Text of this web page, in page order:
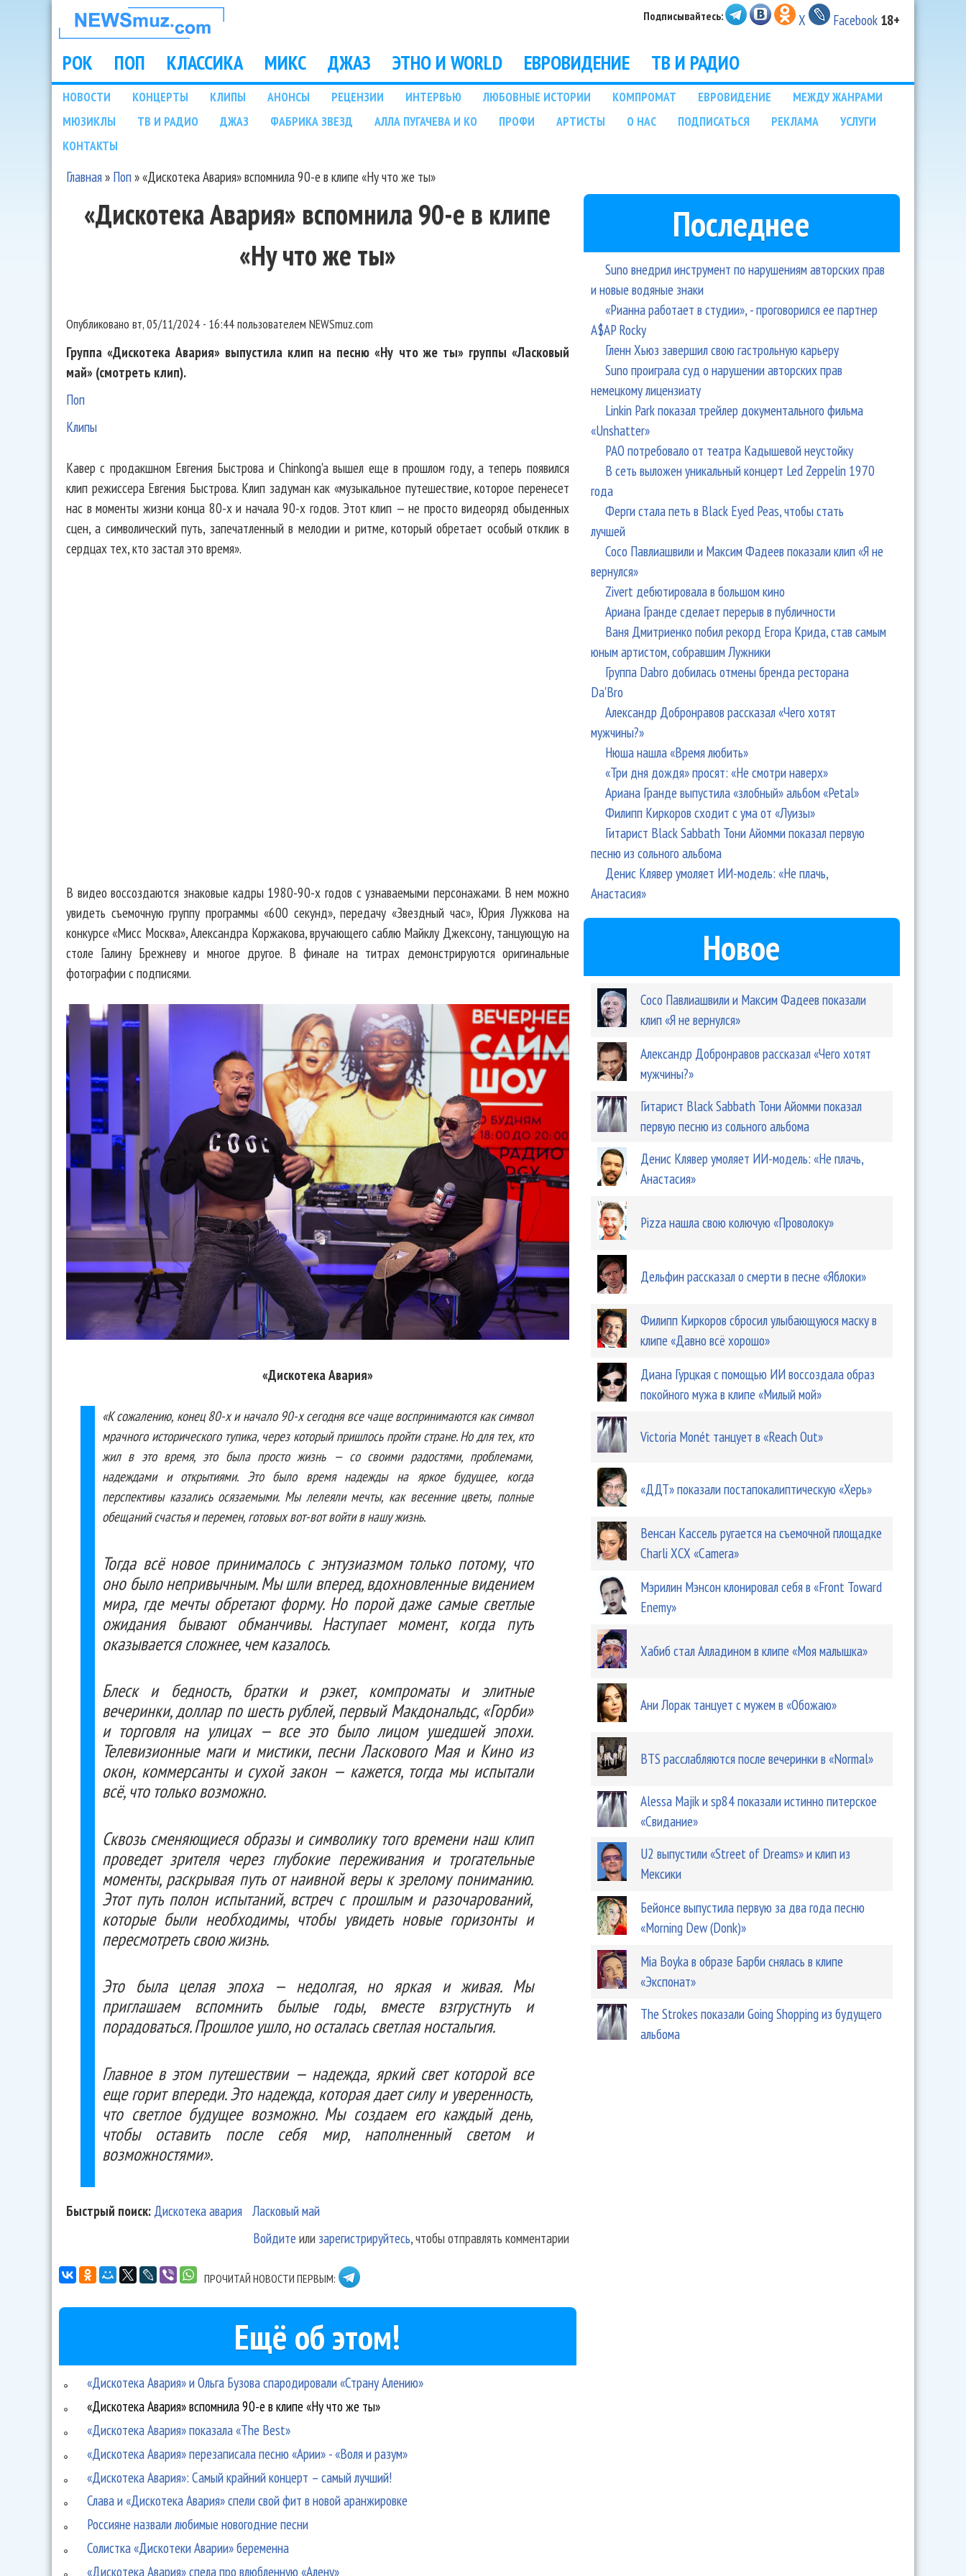
НОВОСТИ
МУЗЫКИ И
ШОУ БИЗНЕСА
NEWSMUZ.COM
Подписывайтесь: X Facebook 18+
Main menu
РОК ПОП КЛАССИКА МИКС ДЖАЗ ЭТНО И WORLD ЕВРОВИДЕНИЕ ТВ И РАДИО
Подразделы
НОВОСТИ КОНЦЕРТЫ КЛИПЫ АНОНСЫ РЕЦЕНЗИИ ИНТЕРВЬЮ ЛЮБОВНЫЕ ИСТОРИИ КОМПРОМАТ ЕВРОВИДЕНИЕ
МЕЖДУ ЖАНРАМИ
МЮЗИКЛЫ
ТВ И РАДИО ДЖАЗ ФАБРИКА ЗВЕЗД АЛЛА ПУГАЧЕВА И КО ПРОФИ АРТИСТЫ О НАС ПОДПИСАТЬСЯ РЕКЛАМА
УСЛУГИ
КОНТАКТЫ
Главная» Поп»«Дискотека Авария» вспомнила 90-е в клипе «Ну что же ты»
«Дискотека Авария» вспомнила 90-е в клипе
«Ну что же ты»
Опубликовано вт, 05/11/2024 - 16:44пользователем NEWSmuz.com
Группа «Дискотека Авария» выпустила клип на песню «Ну что же ты» группы «Ласковый
май» (смотреть клип).
Поп
Клипы
Кавер с продакшном Евгения Быстрова и Chinkong'a вышел еще в прошлом году, а теперь появился
клип режиссера Евгения Быстрова. Клип задуман как «музыкальное путешествие, которое перенесет
нас в моменты жизни конца 80-х и начала 90-х годов. Этот клип — не просто видеоряд обыденных
сцен, а символический путь, запечатленный в мелодии и ритме, который обретает особый отклик в
сердцах тех, кто застал это время».
В видео воссоздаются знаковые кадры 1980-90-х годов с узнаваемыми персонажами. В нем можно
увидеть съемочную группу программы «600 секунд», передачу «Звездный час», Юрия Лужкова на
конкурсе «Мисс Москва», Александра Коржакова, вручающего саблю Майклу Джексону, танцующую на
столе Галину Брежневу и многое другое. В финале на титрах демонстрируются оригинальные
фотографии с подписями.
«Дискотека Авария»
«К сожалению, конец 80-х и начало 90-х сегодня все чаще воспринимаются как символ
мрачного исторического тупика, через который пришлось пройти стране. Но для тех, кто
жил в это время, это была просто жизнь — со своими радостями, проблемами,
надеждами и открытиями. Это было время надежды на яркое будущее, когда
перспективы казались осязаемыми. Мы лелеяли мечты, как весенние цветы, полные
обещаний счастья и перемен, готовых вот-вот войти в нашу жизнь.
Тогда всё новое принималось с энтузиазмом только потому, что
оно было непривычным. Мы шли вперед, вдохновленные видением
мира, где мечты обретают форму. Но порой даже самые светлые
ожидания бывают обманчивы. Наступает момент, когда путь
оказывается сложнее, чем казалось.
Блеск и бедность, братки и рэкет, компроматы и элитные
вечеринки, доллар по шесть рублей, первый Макдональдс, «Горби»
и торговля на улицах — все это было лицом ушедшей эпохи.
Телевизионные маги и мистики, песни Ласкового Мая и Кино из
окон, коммерсанты и сухой закон — кажется, тогда мы испытали
всё, что только возможно.
Сквозь сменяющиеся образы и символику того времени наш клип
проведет зрителя через глубокие переживания и трогательные
моменты, раскрывая путь от наивной веры к зрелому пониманию.
Этот путь полон испытаний, встреч с прошлым и разочарований,
которые были необходимы, чтобы увидеть новые горизонты и
пересмотреть свою жизнь.
Это была целая эпоха — недолгая, но яркая и живая. Мы
приглашаем вспомнить былые годы, вместе взгрустнуть и
порадоваться. Прошлое ушло, но осталась светлая ностальгия.
Главное в этом путешествии — надежда, яркий свет которой все
еще горит впереди. Это надежда, которая дает силу и уверенность,
что светлое будущее возможно. Мы создаем его каждый день,
чтобы оставить после себя мир, наполненный светом и
возможностями».
Быстрый поиск: Дискотека авария Ласковый май
Войдите или зарегистрируйтесь, чтобы отправлять комментарии
ПРОЧИТАЙ НОВОСТИ ПЕРВЫМ:
Ещё об этом!
«Дискотека Авария» и Ольга Бузова спародировали «Страну Алению»
«Дискотека Авария» вспомнила 90-е в клипе «Ну что же ты»
«Дискотека Авария» показала «The Best»
«Дискотека Авария» перезаписала песню «Арии» - «Воля и разум»
«Дискотека Авария»: Самый крайний концерт – самый лучший!
Слава и «Дискотека Авария» спели свой фит в новой аранжировке
Россияне назвали любимые новогодние песни
Солистка «Дискотеки Аварии» беременна
«Дискотека Авария» спела про влюбленную «Алену»
Последнее
Suno внедрил инструмент по нарушениям авторских прав
и новые водяные знаки
«Рианна работает в студии», - проговорился ее партнер
A$AP Rocky
Гленн Хьюз завершил свою гастрольную карьеру
Suno проиграла суд о нарушении авторских прав
немецкому лицензиату
Linkin Park показал трейлер документального фильма
«Unshatter»
РАО потребовало от театра Кадышевой неустойку
В сеть выложен уникальный концерт Led Zeppelin 1970
года
Ферги стала петь в Black Eyed Peas, чтобы стать
лучшей
Сосо Павлиашвили и Максим Фадеев показали клип «Я не
вернулся»
Zivert дебютировала в большом кино
Ариана Гранде сделает перерыв в публичности
Ваня Дмитриенко побил рекорд Егора Крида, став самым
юным артистом, собравшим Лужники
Группа Dabro добилась отмены бренда ресторана
Da'Bro
Александр Добронравов рассказал «Чего хотят
мужчины?»
Нюша нашла «Время любить»
«Три дня дождя» просят: «Не смотри наверх»
Ариана Гранде выпустила «злобный» альбом «Petal»
Филипп Киркоров сходит с ума от «Луизы»
Гитарист Black Sabbath Тони Айомми показал первую
песню из сольного альбома
Денис Клявер умоляет ИИ-модель: «Не плачь,
Анастасия»
Новое
Сосо Павлиашвили и Максим Фадеев показали
клип «Я не вернулся»
Александр Добронравов рассказал «Чего хотят
мужчины?»
Гитарист Black Sabbath Тони Айомми показал
первую песню из сольного альбома
Денис Клявер умоляет ИИ-модель: «Не плачь,
Анастасия»
Pizza нашла свою колючую «Проволоку»
Дельфин рассказал о смерти в песне «Яблоки»
Филипп Киркоров сбросил улыбающуюся маску в
клипе «Давно всё хорошо»
Диана Гурцкая с помощью ИИ воссоздала образ
покойного мужа в клипе «Милый мой»
Victoria Monét танцует в «Reach Out»
«ДДТ» показали постапокалиптическую «Херь»
Венсан Кассель ругается на съемочной площадке
Charli XCX «Camera»
Мэрилин Мэнсон клонировал себя в «Front Toward
Enemy»
Хабиб стал Алладином в клипе «Моя малышка»
Ани Лорак танцует с мужем в «Обожаю»
BTS расслабляются после вечеринки в «Normal»
Alessa Majik и sp84 показали истинно питерское
«Свидание»
U2 выпустили «Street of Dreams» и клип из
Мексики
Бейонсе выпустила первую за два года песню
«Morning Dew (Donk)»
Mia Boyka в образе Барби снялась в клипе
«Экспонат»
The Strokes показали Going Shopping из будущего
альбома